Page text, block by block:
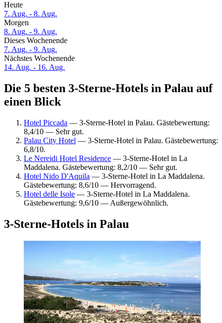
Heute
7. Aug. - 8. Aug.
Morgen
8. Aug. - 9. Aug.
Dieses Wochenende
7. Aug. - 9. Aug.
Nächstes Wochenende
14. Aug. - 16. Aug.
Die 5 besten 3-Sterne-Hotels in Palau auf
einen Blick
Hotel Piccada — 3-Sterne-Hotel in Palau. Gästebewertung:
8,4/10 — Sehr gut.
Palau City Hotel — 3-Sterne-Hotel in Palau. Gästebewertung:
6,8/10.
Le Nereidi Hotel Residence — 3-Sterne-Hotel in La
Maddalena. Gästebewertung: 8,2/10 — Sehr gut.
Hotel Nido D'Aquila — 3-Sterne-Hotel in La Maddalena.
Gästebewertung: 8,6/10 — Hervorragend.
Hotel delle Isole — 3-Sterne-Hotel in La Maddalena.
Gästebewertung: 9,6/10 — Außergewöhnlich.
3-Sterne-Hotels in Palau